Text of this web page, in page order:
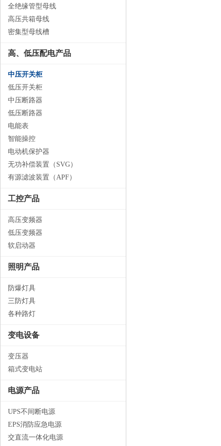
全绝缘管型母线
高压共箱母线
密集型母线槽
高、低压配电产品
中压开关柜
低压开关柜
中压断路器
低压断路器
电能表
智能操控
电动机保护器
无功补偿装置（SVG）
有源滤波装置（APF）
工控产品
高压变频器
低压变频器
软启动器
照明产品
防爆灯具
三防灯具
各种路灯
变电设备
变压器
箱式变电站
电源产品
UPS不间断电源
EPS消防应急电源
交直流一体化电源